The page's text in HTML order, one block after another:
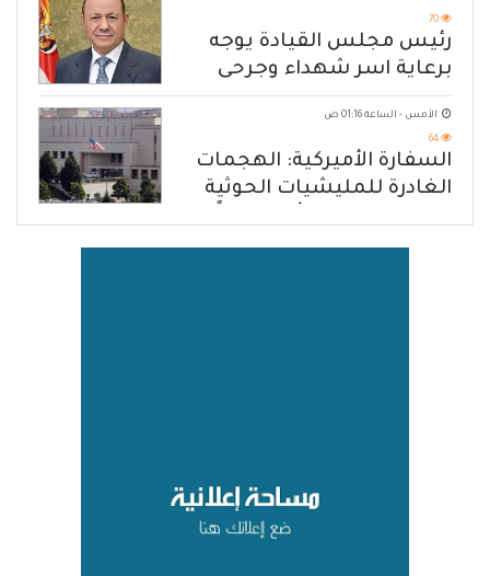
70
رئيس مجلس القيادة يوجه
برعاية اسر شهداء وجرحى
الهجوم الإرهابي الحوثي والرد
الحازم على مصدر التهديد
الأمس - الساعة 01:16 ص
64
السفارة الأميركية: الهجمات
الغادرة للمليشيات الحوثية
بحق الشعب اليمني